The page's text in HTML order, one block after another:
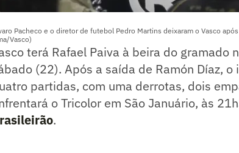
Pacheco e o diretor de futebol Pedro Martins deixaram o Vasco
Vasco)
terá Rafael Paiva à beira do gramado
(22). Após a saída de Ramón Díaz,
partidas, com uma derrotas, dois
o Tricolor em São Januário, às
.